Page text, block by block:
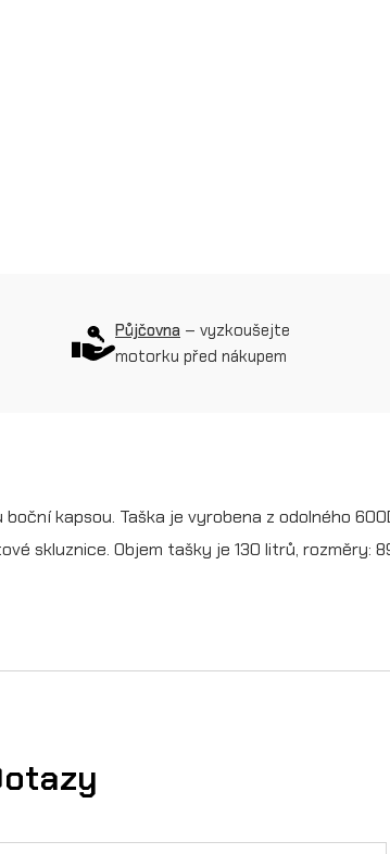
e
a
a
n
Půjčovna – vyzkoušejte
motorku před nákupem
kapsou. Taška je vyrobena z odolného
skluznice. Objem tašky je 130 litrů, rozměry: